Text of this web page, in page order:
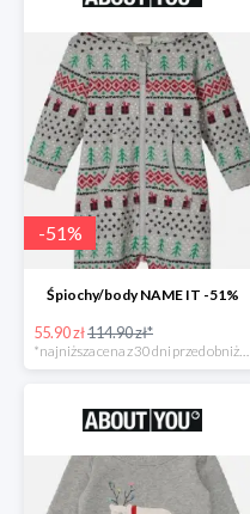
-51%
Śpiochy/body NAME IT -51%
55.90 zł114.90 zł*
*najniższa cena z 30 dni przed obniżką